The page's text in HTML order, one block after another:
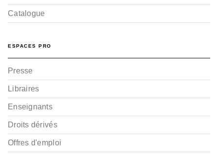
Catalogue
ESPACES PRO
Presse
Libraires
Enseignants
Droits dérivés
Offres d'emploi